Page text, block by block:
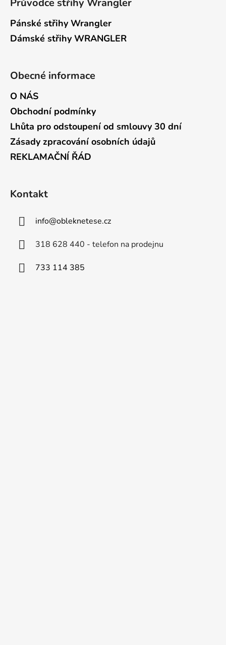
Průvodce střihy Wrangler
Pánské střihy Wrangler
Dámské střihy WRANGLER
Obecné informace
O NÁS
Obchodní podmínky
Lhůta pro odstoupení od smlouvy 30 dní
Zásady zpracování osobních údajů
REKLAMAČNÍ ŘÁD
Kontakt
info@obleknetese.cz
318 628 440 - telefon na prodejnu
733 114 385